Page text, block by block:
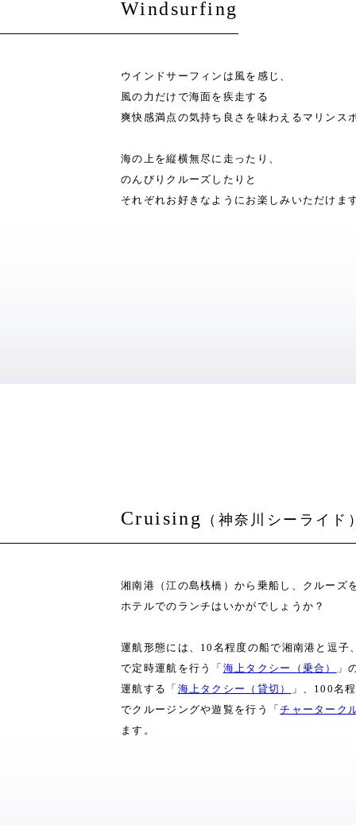
Windsurfing
ウインドサーフィンは風を感じ、
風の力だけで海面を疾走する
爽快感満点の気持ち良さを味わえるマリンス
海の上を縦横無尽に走ったり、
のんびりクルーズしたりと
それぞれお好きなようにお楽しみいただけま
Cruising （神奈川シーライド
湘南港（江の島桟橋）から乗船し、クルーズ
ホテルでのランチはいかがでしょうか？
運航形態には、10名程度の船で湘南港と逗子
で定時運航を行う「 海上タクシー（乗合）
」
運航する「 海上タクシー（貸切）
」、100名
でクルージングや遊覧を行う「チャーターク
ます。